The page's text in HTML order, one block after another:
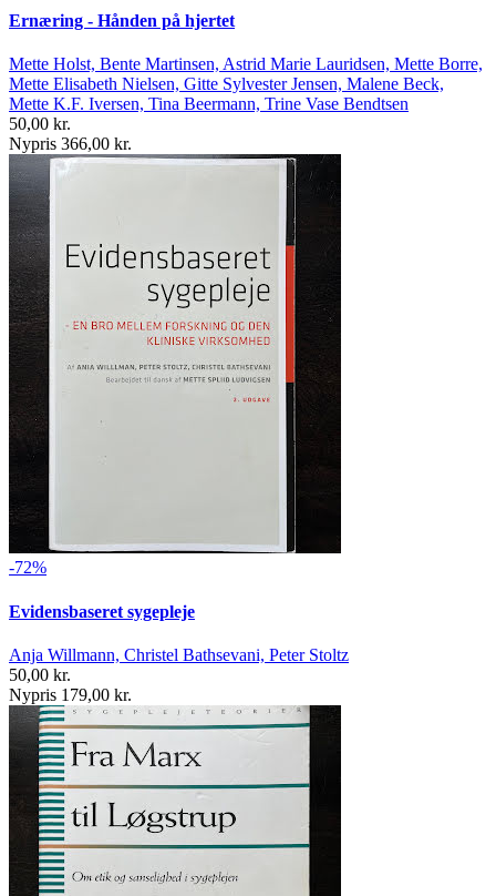
Ernæring - Hånden på hjertet
Mette Holst, Bente Martinsen, Astrid Marie Lauridsen, Mette Borre,
Mette Elisabeth Nielsen, Gitte Sylvester Jensen, Malene Beck,
Mette K.F. Iversen, Tina Beermann, Trine Vase Bendtsen
50,00 kr.
Nypris 366,00 kr.
-72%
Evidensbaseret sygepleje
Anja Willmann, Christel Bathsevani, Peter Stoltz
50,00 kr.
Nypris 179,00 kr.